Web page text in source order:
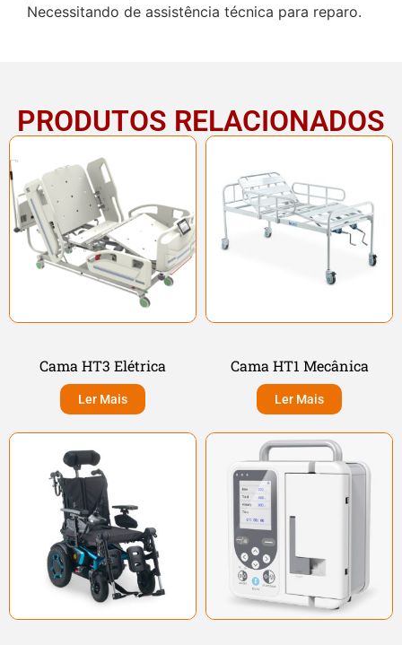
Necessitando de assistência técnica para reparo.
PRODUTOS RELACIONADOS
Cama HT3 Elétrica
Ler Mais
Cama HT1 Mecânica
Ler Mais